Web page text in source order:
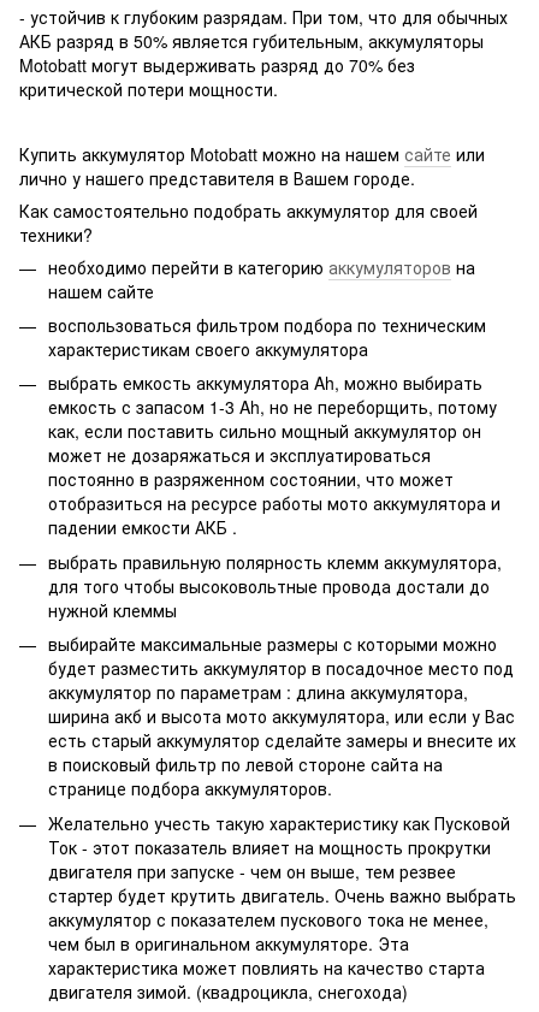
- устойчив к глубоким разрядам. При том, что для обычных
АКБ разряд в 50% является губительным, аккумуляторы
Motobatt могут выдерживать разряд до 70% без
критической потери мощности.
Купить аккумулятор Motobatt можно на нашем сайте или
лично у нашего представителя в Вашем городе.
Как самостоятельно подобрать аккумулятор для своей
техники?
необходимо перейти в категорию аккумуляторов на
нашем сайте
воспользоваться фильтром подбора по техническим
характеристикам своего аккумулятора
выбрать емкость аккумулятора Ah, можно выбирать
емкость с запасом 1-3 Ah, но не переборщить, потому
как, если поставить сильно мощный аккумулятор он
может не дозаряжаться и эксплуатироваться
постоянно в разряженном состоянии, что может
отобразиться на ресурсе работы мото аккумулятора и
падении емкости АКБ .
выбрать правильную полярность клемм аккумулятора,
для того чтобы высоковольтные провода достали до
нужной клеммы
выбирайте максимальные размеры с которыми можно
будет разместить аккумулятор в посадочное место под
аккумулятор по параметрам : длина аккумулятора,
ширина акб и высота мото аккумулятора, или если у Вас
есть старый аккумулятор сделайте замеры и внесите их
в поисковый фильтр по левой стороне сайта на
странице подбора аккумуляторов.
Желательно учесть такую характеристику как Пусковой
Ток - этот показатель влияет на мощность прокрутки
двигателя при запуске - чем он выше, тем резвее
стартер будет крутить двигатель. Очень важно выбрать
аккумулятор с показателем пускового тока не менее,
чем был в оригинальном аккумуляторе. Эта
характеристика может повлиять на качество старта
двигателя зимой. (квадроцикла, снегохода)